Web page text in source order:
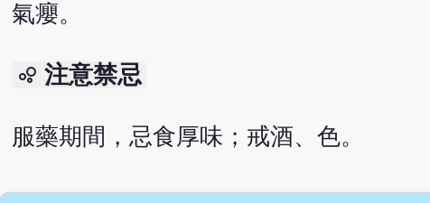
氣癭。
bubble_chart 注意禁忌
服藥期間，忌食厚味；戒酒、色。